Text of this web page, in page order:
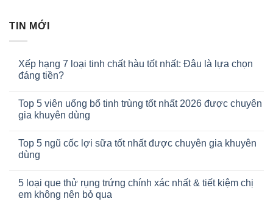
TIN MỚI
Xếp hạng 7 loại tinh chất hàu tốt nhất: Đâu là lựa chọn
đáng tiền?
Top 5 viên uống bổ tinh trùng tốt nhất 2026 được chuyên
gia khuyên dùng
Top 5 ngũ cốc lợi sữa tốt nhất được chuyên gia khuyên
dùng
5 loại que thử rụng trứng chính xác nhất & tiết kiệm chị
em không nên bỏ qua